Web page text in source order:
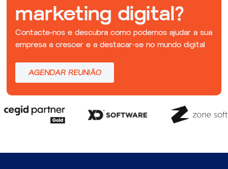
marketing digital?
Contacte-nos e descubra como podemos ajudar a sua
empresa a crescer e a destacar-se no mundo digital
AGENDAR REUNIÃO